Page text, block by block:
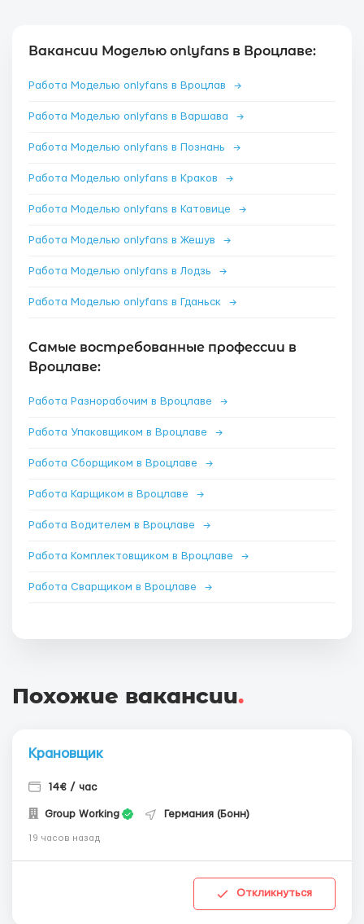
Вакансии Моделью onlyfans в Вроцлаве:
Работа Моделью onlyfans в Вроцлав →
Работа Моделью onlyfans в Варшава →
Работа Моделью onlyfans в Познань →
Работа Моделью onlyfans в Краков →
Работа Моделью onlyfans в Катовице →
Работа Моделью onlyfans в Жешув →
Работа Моделью onlyfans в Лодзь →
Работа Моделью onlyfans в Гданьск →
Самые востребованные профессии в
Вроцлаве:
Работа Разнорабочим в Вроцлаве →
Работа Упаковщиком в Вроцлаве →
Работа Сборщиком в Вроцлаве →
Работа Карщиком в Вроцлаве →
Работа Водителем в Вроцлаве →
Работа Комплектовщиком в Вроцлаве →
Работа Сварщиком в Вроцлаве →
Похожие вакансии.
Крановщик
14€ / час
Group Working Германия (Бонн)
19 часов назад
Откликнуться